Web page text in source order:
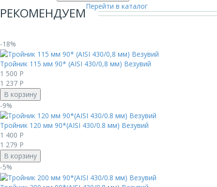
РЕКОМЕНДУЕМПерейти в каталог
-18%
Тройник 115 мм 90* (AISI 430/0,8 мм) Везувий
1 500 Р
1 237 Р
В корзину
-9%
Тройник 120 мм 90*(AISI 430/0.8 мм) Везувий
1 400 Р
1 279 Р
В корзину
-5%